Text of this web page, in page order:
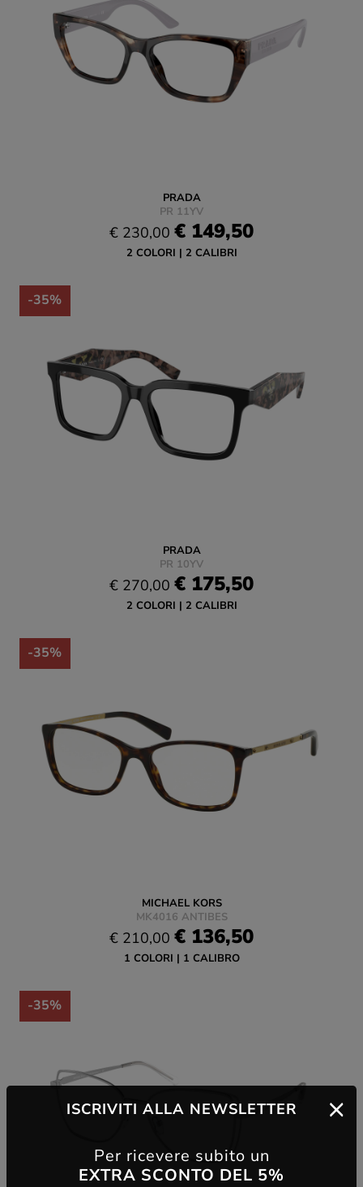
PRADA
PR 11YV
€ 230,00 € 149,50
2 COLORI 2 CALIBRI
-35%
PRADA
PR 10YV
€ 270,00 € 175,50
2 COLORI 2 CALIBRI
-35%
MICHAEL KORS
MK4016 ANTIBES
€ 210,00 € 136,50
1 COLORI 1 CALIBRO
-35%
ISCRIVITI ALLA NEWSLETTER
Per ricevere subito un
EXTRA SCONTO DEL 5%